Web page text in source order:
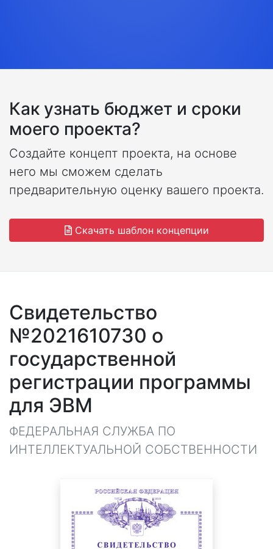
Как узнать бюджет и сроки
моего проекта?
Создайте концепт проекта, на основе
него мы сможем сделать
предварительную оценку вашего проекта.
Скачать шаблон концепции
Свидетельство
№2021610730 о
государственной
регистрации программы
для ЭВМ
ФЕДЕРАЛЬНАЯ СЛУЖБА ПО
ИНТЕЛЛЕКТУАЛЬНОЙ СОБСТВЕННОСТИ